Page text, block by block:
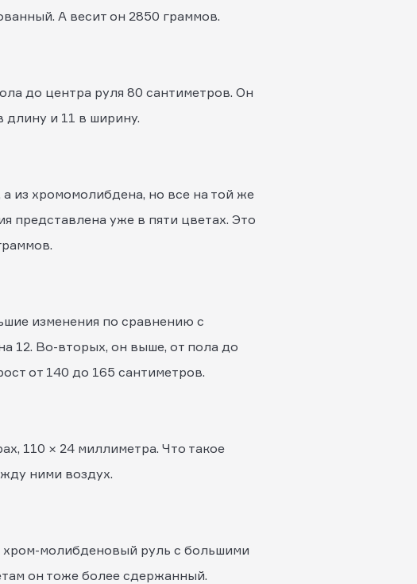
А весит он 2850 граммов.
до центра руля 80 сантиметров. Он
длину и 11 в ширину.
из хромомолибдена, но все на той же
представлена уже в пяти цветах. Это
изменения по сравнению с
12. Во-вторых, он выше, от пола до
от 140 до 165 сантиметров.
110 × 24 миллиметра. Что такое
ними воздух.
хром-молибденовый руль с большими
он тоже более сдержанный.